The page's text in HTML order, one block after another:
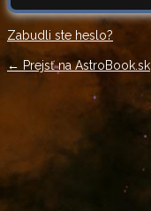
Zabudli ste heslo?
← Prejsť na AstroBook.sk